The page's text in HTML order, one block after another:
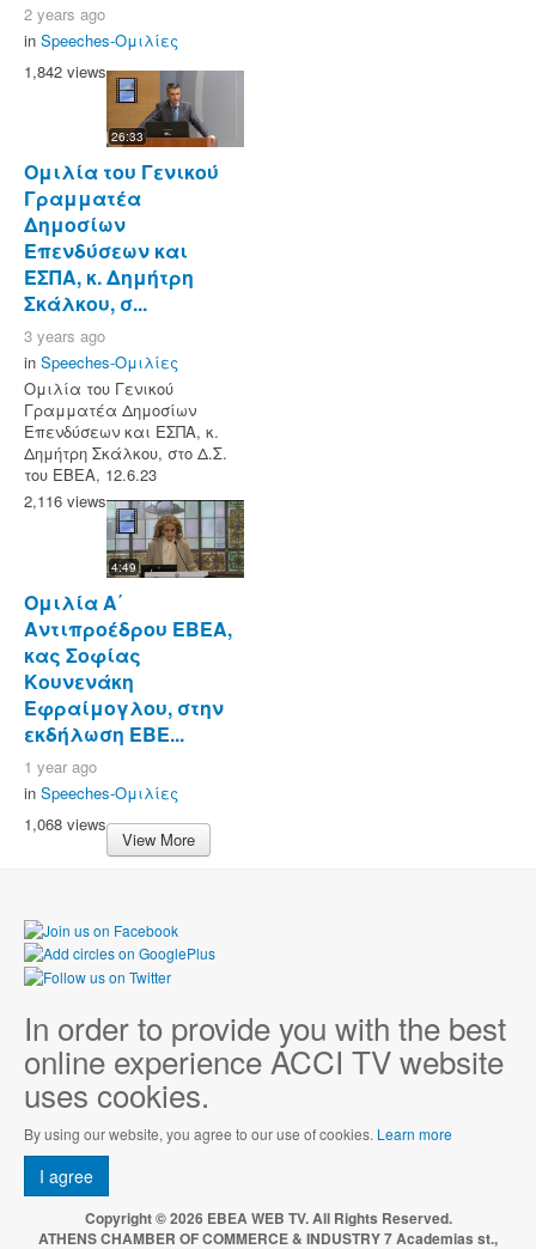
2 years ago
in Speeches-Ομιλίες
1,842 views
26:33
Ομιλία του Γενικού
Γραμματέα
Δημοσίων
Επενδύσεων και
ΕΣΠΑ, κ. Δημήτρη
Σκάλκου, σ...
3 years ago
in Speeches-Ομιλίες
Ομιλία του Γενικού
Γραμματέα Δημοσίων
Επενδύσεων και ΕΣΠΑ, κ.
Δημήτρη Σκάλκου, στο Δ.Σ.
του ΕΒΕΑ, 12.6.23
2,116 views
4:49
Ομιλία Α΄
Αντιπροέδρου ΕΒΕΑ,
κας Σοφίας
Κουνενάκη
Εφραίμογλου, στην
εκδήλωση ΕΒΕ...
1 year ago
in Speeches-Ομιλίες
1,068 views
View More
In order to provide you with the best
online experience ACCI TV website
uses cookies.
By using our website, you agree to our use of cookies. Learn more
I agree
Copyright © 2026 EBEA WEB TV. All Rights Reserved.
ATHENS CHAMBER OF COMMERCE & INDUSTRY 7 Academias st.,